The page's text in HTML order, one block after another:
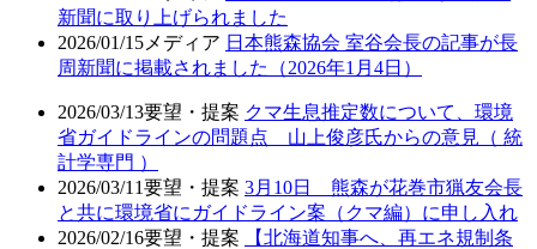
新聞に取り上げられました
2026/01/15 メディア 日本熊森協会 室谷会長の記事が長
周新聞に掲載されました（2026年1月4日）
2026/03/13要望・提案 クマ生息推定数について、環境
省ガイドラインの問題点 山上俊彦氏からの意見（ 統
計学専門 ）
2026/03/11要望・提案 3月10日 熊森が花巻市猟友会長
と共に環境省にガイドライン案（クマ編）に申し入れ
2026/02/16要望・提案
【北海道知事へ、再エネ規制条